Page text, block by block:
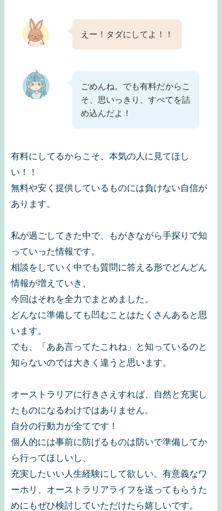
えー！タダにしてよ！！
ごめんね。でも有料だからこ
そ、思いっきり、すべてを詰
め込んだよ！
有料にしてるからこそ、本気の人に見てほし
い！！
無料や安く提供しているものには負けない自信が
あります。
私が過ごしてきた中で、もがきながら手探りで知
っていった情報です。
相談をしていく中でも質問に答える形でどんどん
情報が増えていき、
今回はそれを全力でまとめました。
どんなに準備しても凹むことはたくさんあると思
います。
でも、「ああ言ってたこれね」と知っているのと
知らないのでは大きく違うと思います。
オーストラリアに行きさえすれば、自然と充実し
たものになるわけではありません。
自分の行動力が全てです！
個人的には事前に防げるものは防いで準備してか
ら行ってほしいし、
充実したいい人生経験にして欲しい。有意義なワ
ーホリ、オーストラリアライフを送ってもらうた
めにもぜひ検討していただけたら嬉しいです。